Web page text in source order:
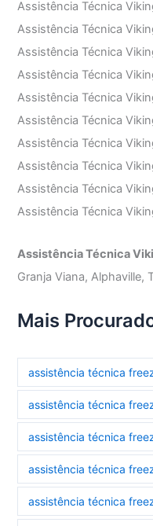
Assistência Técnica
Assistência Técnica
Assistência Técnica
Assistência Técnica
Assistência Técnica
Assistência Técnica
Assistência Técnica
Assistência Técnica
Assistência Técnica
Assistência Técnica
Assistência Técnica
Granja Viana, Alphaville,
Mais
assistência técnica
assistência técnica
assistência técnica
assistência técnica
assistência técnica